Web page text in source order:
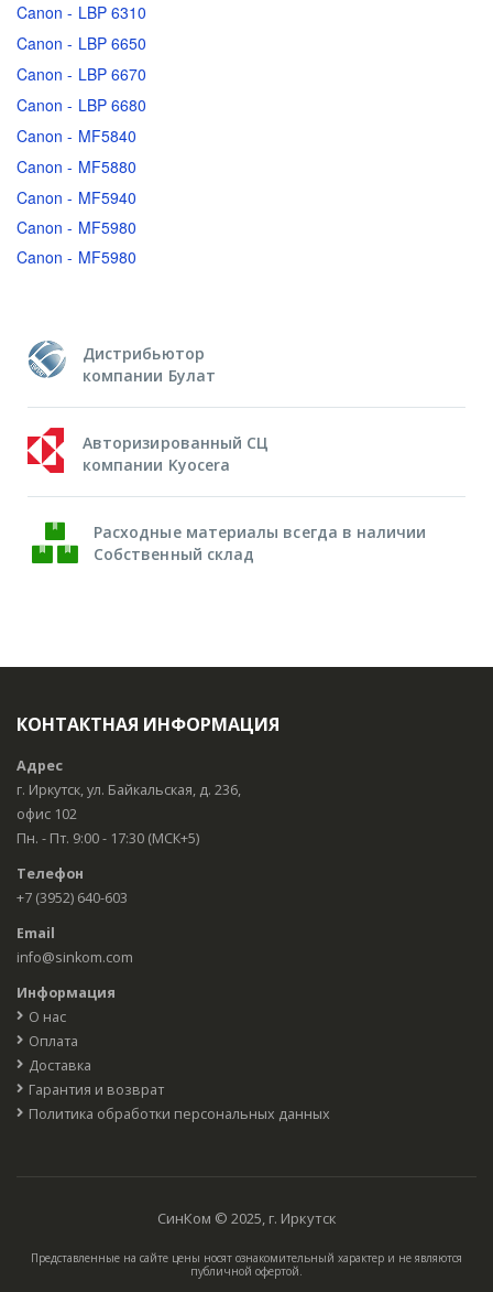
Canon - LBP 6310
Canon - LBP 6650
Canon - LBP 6670
Canon - LBP 6680
Canon - MF5840
Canon - MF5880
Canon - MF5940
Canon - MF5980
Canon - MF5980
Дистрибьютор
компании Булат
Авторизированный СЦ
компании Kyocera
Расходные материалы всегда в наличии
Собственный склад
КОНТАКТНАЯ ИНФОРМАЦИЯ
Адрес
г. Иркутск, ул. Байкальская, д. 236,
офис 102
Пн. - Пт. 9:00 - 17:30 (МСК+5)
Телефон
+7 (3952) 640-603
Email
info@sinkom.com
Информация
О нас
Оплата
Доставка
Гарантия и возврат
Политика обработки персональных данных
СинКом © 2025, г. Иркутск
Представленные на сайте цены носят ознакомительный характер и не являются
публичной офертой.